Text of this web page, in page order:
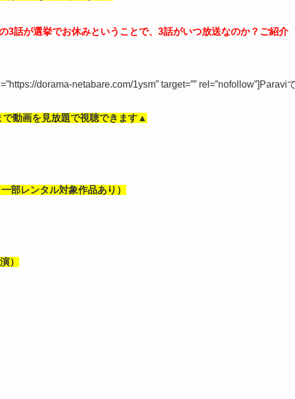
3話が選挙でお休みということで、3話がいつ放送なのか？ご紹介
dorama-netabare.com/1ysm” target=”” rel=”nofollow”]Paravi
で動画を見放題で視聴できます▲
部レンタル対象作品あり）
）